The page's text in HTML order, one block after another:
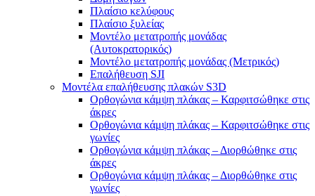
Πλαίσιο κελύφους
Πλαίσιο ξυλείας
Μοντέλο μετατροπής μονάδας
(Αυτοκρατορικός)
Μοντέλο μετατροπής μονάδας (Μετρικός)
Επαλήθευση SJI
Μοντέλα επαλήθευσης πλακών S3D
Ορθογώνια κάμψη πλάκας – Καρφιτσώθηκε στις
άκρες
Ορθογώνια κάμψη πλάκας – Καρφιτσώθηκε στις
γωνίες
Ορθογώνια κάμψη πλάκας – Διορθώθηκε στις
άκρες
Ορθογώνια κάμψη πλάκας – Διορθώθηκε στις
γωνίες